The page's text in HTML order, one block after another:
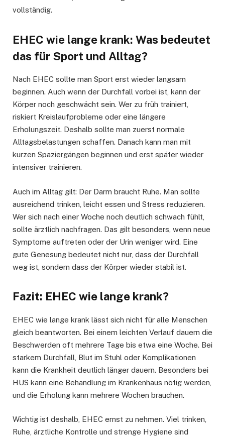
vollständig.
EHEC wie lange krank: Was bedeutet
das für Sport und Alltag?
Nach EHEC sollte man Sport erst wieder langsam
beginnen. Auch wenn der Durchfall vorbei ist, kann der
Körper noch geschwächt sein. Wer zu früh trainiert,
riskiert Kreislaufprobleme oder eine längere
Erholungszeit. Deshalb sollte man zuerst normale
Alltagsbelastungen schaffen. Danach kann man mit
kurzen Spaziergängen beginnen und erst später wieder
intensiver trainieren.
Auch im Alltag gilt: Der Darm braucht Ruhe. Man sollte
ausreichend trinken, leicht essen und Stress reduzieren.
Wer sich nach einer Woche noch deutlich schwach fühlt,
sollte ärztlich nachfragen. Das gilt besonders, wenn neue
Symptome auftreten oder der Urin weniger wird. Eine
gute Genesung bedeutet nicht nur, dass der Durchfall
weg ist, sondern dass der Körper wieder stabil ist.
Fazit: EHEC wie lange krank?
EHEC wie lange krank lässt sich nicht für alle Menschen
gleich beantworten. Bei einem leichten Verlauf dauern die
Beschwerden oft mehrere Tage bis etwa eine Woche. Bei
starkem Durchfall, Blut im Stuhl oder Komplikationen
kann die Krankheit deutlich länger dauern. Besonders bei
HUS kann eine Behandlung im Krankenhaus nötig werden,
und die Erholung kann mehrere Wochen brauchen.
Wichtig ist deshalb, EHEC ernst zu nehmen. Viel trinken,
Ruhe, ärztliche Kontrolle und strenge Hygiene sind